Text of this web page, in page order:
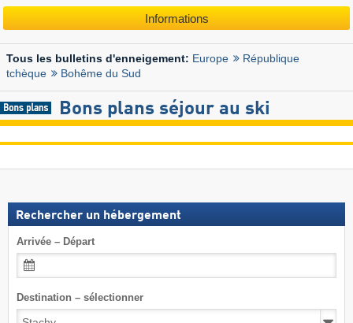
Informations
Tous les bulletins d'enneigement: Europe
République
tchèque
Bohême du Sud
Bons plans séjour au ski
Rechercher un hébergement
Arrivée – Départ
Destination – sélectionner